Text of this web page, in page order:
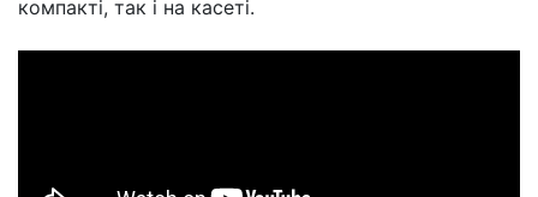
компакті, так і на касеті.